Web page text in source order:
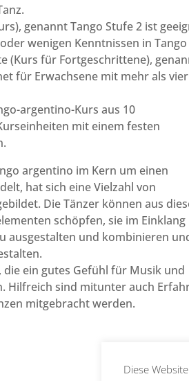
genannt Tango Stufe 2 ist
wenigen Kenntnissen in Tango
(Kurs für Fortgeschrittene),
für Erwachsene mit mehr als
argentino-Kurs aus 10
mit einem festen
argentino im Kern um einen
hat sich eine Vielzahl von
Die Tänzer können aus
schöpfen, sie im
ausgestalten und kombinieren
ein gutes Gefühl für Musik und
Hilfreich sind mitunter auch
mitgebracht werden.
Diese